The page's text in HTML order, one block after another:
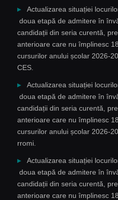
Actualizarea situației
doua etapă de admitere în
candidații din seria curentă,
anterioare care nu împlinesc
cursurilor anului școlar 2026-
CES.
Actualizarea situației
doua etapă de admitere în
candidații din seria curentă,
anterioare care nu împlinesc
cursurilor anului școlar 2026-
rromi.
Actualizarea situației
doua etapă de admitere în
candidații din seria curentă,
anterioare care nu împlinesc